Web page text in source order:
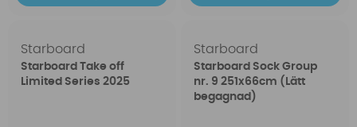
Starboard
Starboard Take off
Limited Series 2025
Starboard
Starboard Sock Group
nr. 9 251x66cm (Lätt
begagnad)